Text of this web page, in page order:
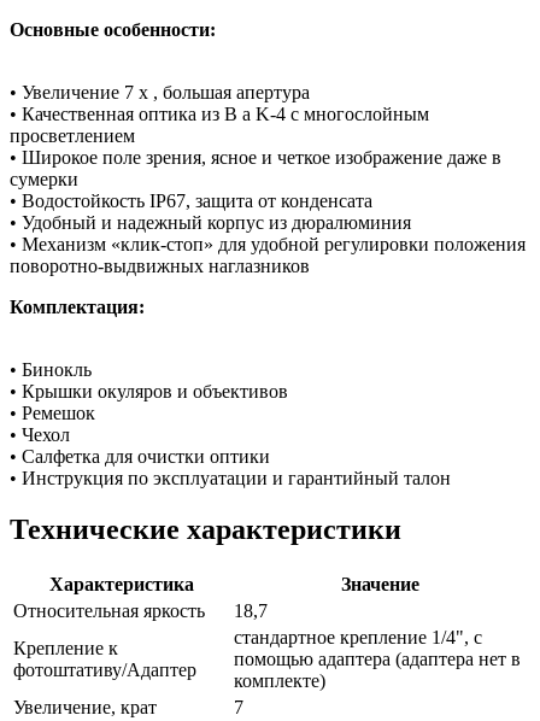
Основные особенности:
• Увеличение 7 x , большая апертура
• Качественная оптика из B a K-4 с многослойным
просветлением
• Широкое поле зрения, ясное и четкое изображение даже в
сумерки
• Водостойкость IP67, защита от конденсата
• Удобный и надежный корпус из дюралюминия
• Механизм «клик-стоп» для удобной регулировки положения
поворотно-выдвижных наглазников
Комплектация:
• Бинокль
• Крышки окуляров и объективов
• Ремешок
• Чехол
• Салфетка для очистки оптики
• Инструкция по эксплуатации и гарантийный талон
Технические характеристики
Характеристика
Значение
Относительная яркость
18,7
Крепление к
фотоштативу/Адаптер
стандартное крепление 1/4", с
помощью адаптера (адаптера нет в
комплекте)
Увеличение, крат
7